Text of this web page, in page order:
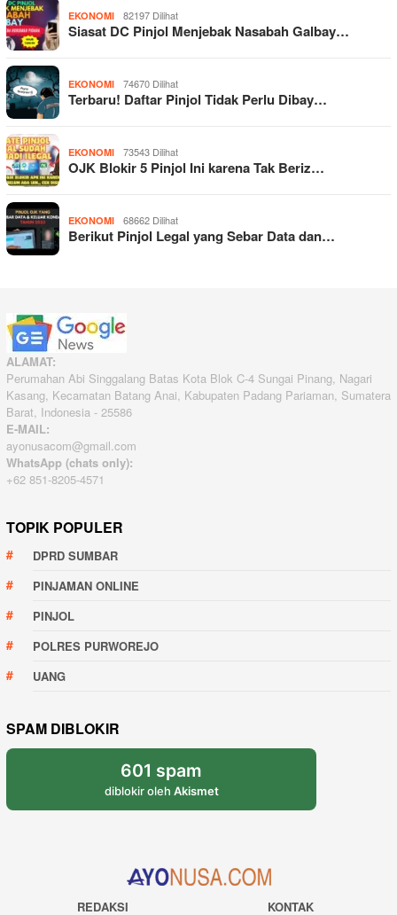
EKONOMI 82197 Dilihat
Siasat DC Pinjol Menjebak Nasabah Galbay…
EKONOMI 74670 Dilihat
Terbaru! Daftar Pinjol Tidak Perlu Dibay…
EKONOMI 73543 Dilihat
OJK Blokir 5 Pinjol Ini karena Tak Beriz…
EKONOMI 68662 Dilihat
Berikut Pinjol Legal yang Sebar Data dan…
ALAMAT:
Perumahan Abi Singgalang Batas Kota Blok C-4 Sungai Pinang, Nagari
Kasang, Kecamatan Batang Anai, Kabupaten Padang Pariaman, Sumatera
Barat, Indonesia - 25586
E-MAIL:
ayonusacom@gmail.com
WhatsApp (chats only):
+62 851-8205-4571
TOPIK POPULER
DPRD SUMBAR
PINJAMAN ONLINE
PINJOL
POLRES PURWOREJO
UANG
SPAM DIBLOKIR
601 spam
diblokir oleh Akismet
REDAKSI KONTAK